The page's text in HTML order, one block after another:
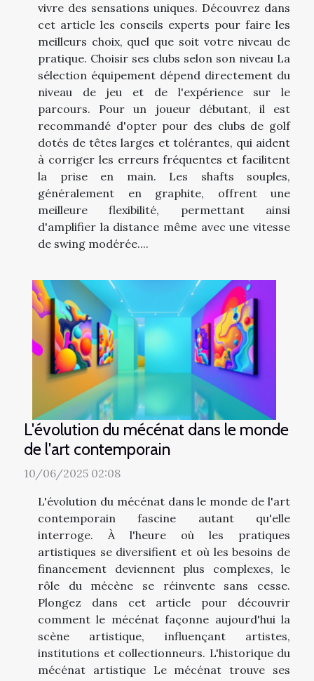
vivre des sensations uniques. Découvrez dans
cet article les conseils experts pour faire les
meilleurs choix, quel que soit votre niveau de
pratique. Choisir ses clubs selon son niveau La
sélection équipement dépend directement du
niveau de jeu et de l'expérience sur le
parcours. Pour un joueur débutant, il est
recommandé d'opter pour des clubs de golf
dotés de têtes larges et tolérantes, qui aident
à corriger les erreurs fréquentes et facilitent
la prise en main. Les shafts souples,
généralement en graphite, offrent une
meilleure flexibilité, permettant ainsi
d'amplifier la distance même avec une vitesse
de swing modérée....
L'évolution du mécénat dans le monde
de l'art contemporain
10/06/2025 02:08
L'évolution du mécénat dans le monde de l'art
contemporain fascine autant qu'elle
interroge. À l'heure où les pratiques
artistiques se diversifient et où les besoins de
financement deviennent plus complexes, le
rôle du mécène se réinvente sans cesse.
Plongez dans cet article pour découvrir
comment le mécénat façonne aujourd'hui la
scène artistique, influençant artistes,
institutions et collectionneurs. L'historique du
mécénat artistique Le mécénat trouve ses